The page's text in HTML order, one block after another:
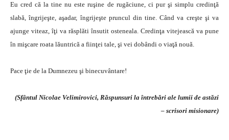
Eu cred că la tine nu este ruşine de rugăciune, ci pur şi simplu credinţă
slabă, îngrijeşte, aşadar, îngrijeşte pruncul din tine. Când va creşte şi va
ajunge viteaz, îţi va răsplăti însutit osteneala. Credinţa vitejească va pune
în mişcare roata lăuntrică a fiinţei tale, şi vei dobândi o viaţă nouă.
Pace ţie de la Dumnezeu şi binecuvântare!
(Sfântul Nicolae Velimirovici, Răspunsuri la întrebări ale lumii de astăzi
– scrisori misionare)